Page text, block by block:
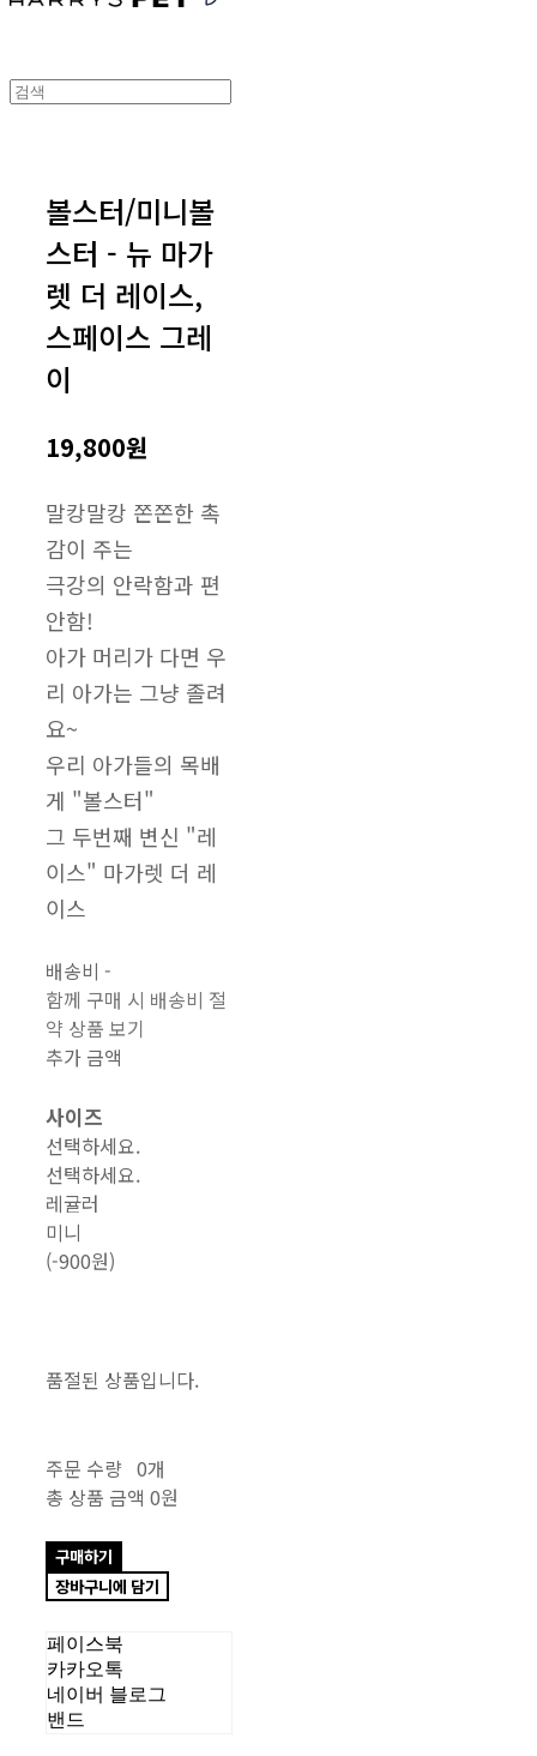
볼스터/미니볼
스터 - 뉴 마가
렛 더 레이스,
스페이스 그레
이
19,800원
말캉말캉 쫀쫀한 촉
감이 주는
극강의 안락함과 편
안함!
아가 머리가 다면 우
리 아가는 그냥 졸려
요~
우리 아가들의 목배
게 "볼스터"
그 두번째 변신 "레
이스" 마가렛 더 레
이스
배송비-
함께 구매 시 배송비 절
약 상품 보기
추가 금액
사이즈
선택하세요.
선택하세요.
레귤러
미니
(-900원)
품절된 상품입니다.
주문 수량 0개
총 상품 금액 0원
구매하기
장바구니에 담기
페이스북
카카오톡
네이버 블로그
밴드